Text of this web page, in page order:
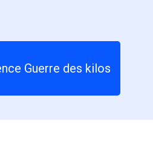
Guerre des kilos